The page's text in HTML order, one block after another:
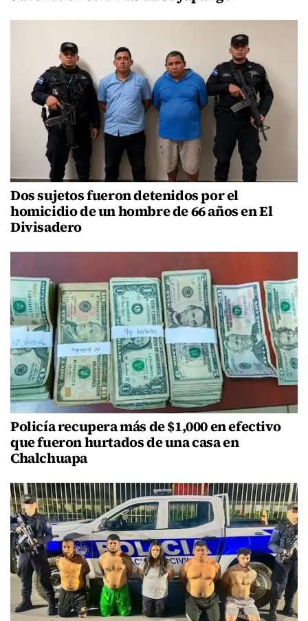
Dos sujetos fueron detenidos por el
homicidio de un hombre de 66 años en El
Divisadero
Policía recupera más de $1,000 en efectivo
que fueron hurtados de una casa en
Chalchuapa